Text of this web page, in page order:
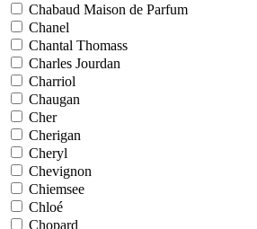
Chabaud Maison de Parfum
Chanel
Chantal Thomass
Charles Jourdan
Charriol
Chaugan
Cher
Cherigan
Cheryl
Chevignon
Chiemsee
Chloé
Chopard